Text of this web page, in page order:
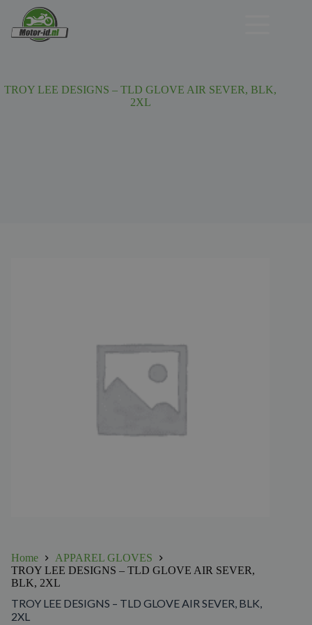
TROY LEE DESIGNS – TLD GLOVE AIR SEVER, BLK,
2XL
Home
APPAREL GLOVES
TROY LEE DESIGNS – TLD GLOVE AIR SEVER,
BLK, 2XL
TROY LEE DESIGNS – TLD GLOVE AIR SEVER, BLK,
2XL